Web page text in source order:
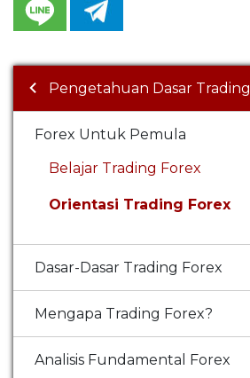
Pengetahuan Dasar Trading
Forex Untuk Pemula
Belajar Trading Forex
Orientasi Trading Forex
Dasar-Dasar Trading Forex
Mengapa Trading Forex?
Analisis Fundamental Forex